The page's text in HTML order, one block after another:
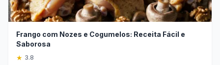
Frango com Nozes e Cogumelos: Receita Fácil e
Saborosa
★ 3.8